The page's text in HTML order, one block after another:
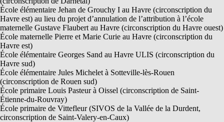
École élémentaire Jehan de Grouchy I au Havre (circonscription du
Havre est) au lieu du projet d’annulation de l’attribution à l’école
maternelle Gustave Flaubert au Havre (circonscription du Havre ouest)
École maternelle Pierre et Marie Curie au Havre (circonscription du
Havre est)
École élémentaire Georges Sand au Havre ULIS (circonscription du
Havre sud)
École élémentaire Jules Michelet à Sotteville-lès-Rouen
(circonscription de Rouen sud)
École primaire Louis Pasteur à Oissel (circonscription de Saint-
Étienne-du-Rouvray)
École primaire de Vittefleur (SIVOS de la Vallée de la Durdent,
circonscription de Saint-Valery-en-Caux)